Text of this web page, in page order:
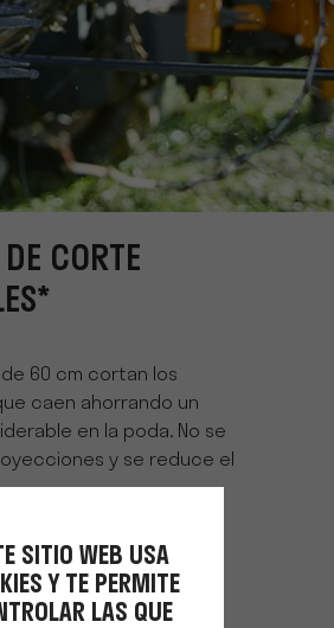
CORTE
de 60 cm cortan los
caen ahorrando un
en la poda. No se
y se reduce el
opcional
SITIO WEB USA
Y TE PERMITE
LAS QUE